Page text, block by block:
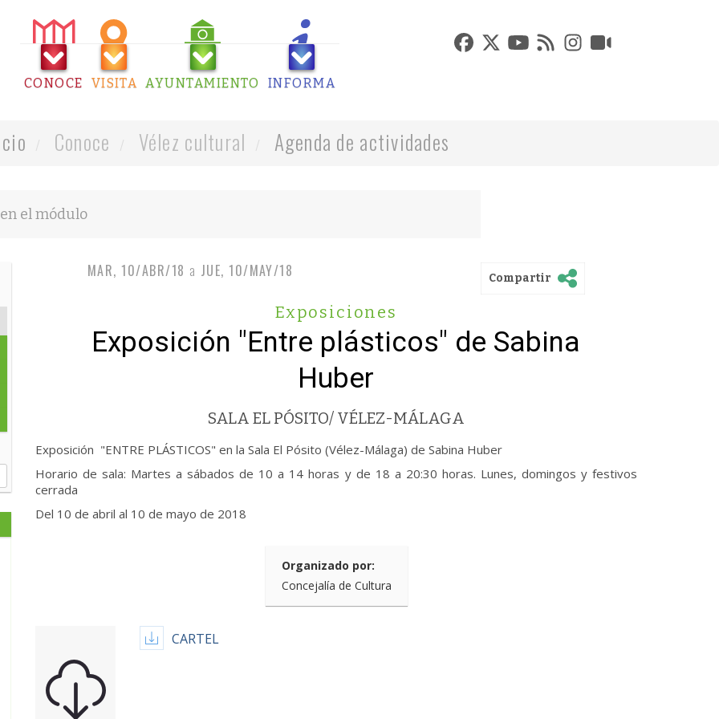
CONOCE VISITA AYUNTAMIENTO INFORMA
Conoce Vélez cultural Agenda de actividades
MAR, 10/ABR/18 a JUE, 10/MAY/18 Compartir
Exposiciones
Exposición "Entre plásticos" de Sabina
Huber
SALA EL PÓSITO/ VÉLEZ-MÁLAGA
Exposición "ENTRE PLÁSTICOS" en la Sala El Pósito (Vélez-Málaga) de Sabina Huber
Horario de sala: Martes a sábados de 10 a 14 horas y de 18 a 20:30 horas. Lunes, domingos y festivos
cerrada
Del 10 de abril al 10 de mayo de 2018
Organizado por:
Concejalía de Cultura
CARTEL